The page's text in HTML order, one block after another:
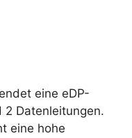
eine eDP-
Datenleitungen.
eine hohe